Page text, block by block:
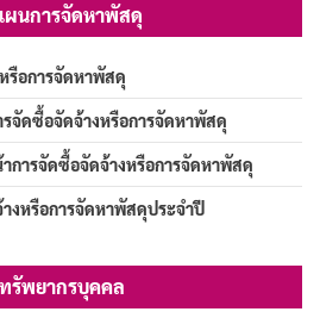
ผนการจัดหาพัสดุ
รือการจัดหาพัสดุ
จัดซื้อจัดจ้างหรือการจัดหาพัสดุ
การจัดซื้อจัดจ้างหรือการจัดหาพัสดุ
งหรือการจัดหาพัสดุประจำปี
รัพยากรบุคคล